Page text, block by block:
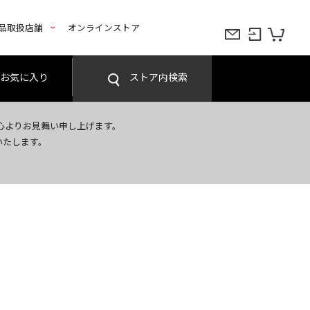
取扱店舗 オンラインストア
お気に入り ストア内検索
りお見舞い申し上げます。
します。